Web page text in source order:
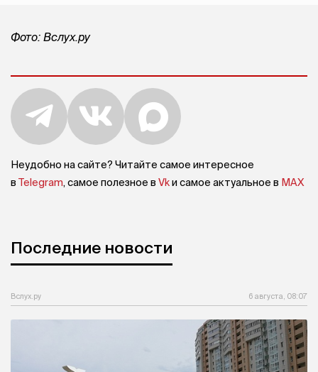
Фото: Вслух.ру
Неудобно на сайте? Читайте самое интересное
в Telegram, самое полезное в Vkи самое актуальное в MAX
Последние новости
Вслух.ру 6 августа, 08:07